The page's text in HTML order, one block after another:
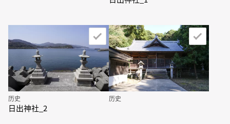
历史
日出神社_2
历史